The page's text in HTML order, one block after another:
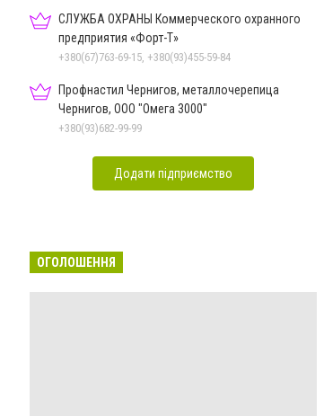
СЛУЖБА ОХРАНЫ Коммерческого охранного
предприятия «Форт-Т»
+380(67)763-69-15, +380(93)455-59-84
Профнастил Чернигов, металлочерепица
Чернигов, ООО "Омега 3000"
+380(93)682-99-99
Додати підприємство
ОГОЛОШЕННЯ